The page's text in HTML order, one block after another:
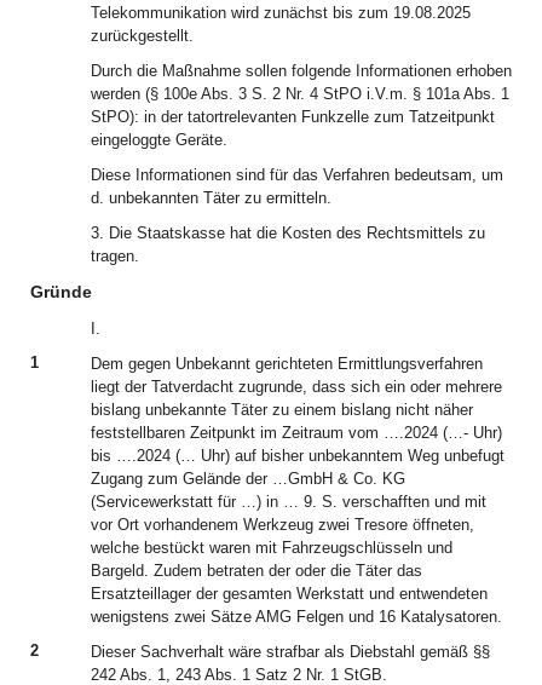
Telekommunikation wird zunächst bis zum 19.08.2025
zurückgestellt.
Durch die Maßnahme sollen folgende Informationen erhoben
werden (§ 100e Abs. 3 S. 2 Nr. 4 StPO i.V.m. § 101a Abs. 1
StPO): in der tatortrelevanten Funkzelle zum Tatzeitpunkt
eingeloggte Geräte.
Diese Informationen sind für das Verfahren bedeutsam, um
d. unbekannten Täter zu ermitteln.
3. Die Staatskasse hat die Kosten des Rechtsmittels zu
tragen.
Gründe
I.
1
Dem gegen Unbekannt gerichteten Ermittlungsverfahren
liegt der Tatverdacht zugrunde, dass sich ein oder mehrere
bislang unbekannte Täter zu einem bislang nicht näher
feststellbaren Zeitpunkt im Zeitraum vom ….2024 (…- Uhr)
bis ….2024 (… Uhr) auf bisher unbekanntem Weg unbefugt
Zugang zum Gelände der …GmbH & Co. KG
(Servicewerkstatt für …) in … 9. S. verschafften und mit
vor Ort vorhandenem Werkzeug zwei Tresore öffneten,
welche bestückt waren mit Fahrzeugschlüsseln und
Bargeld. Zudem betraten der oder die Täter das
Ersatzteillager der gesamten Werkstatt und entwendeten
wenigstens zwei Sätze AMG Felgen und 16 Katalysatoren.
2
Dieser Sachverhalt wäre strafbar als Diebstahl gemäß §§
242 Abs. 1, 243 Abs. 1 Satz 2 Nr. 1 StGB.